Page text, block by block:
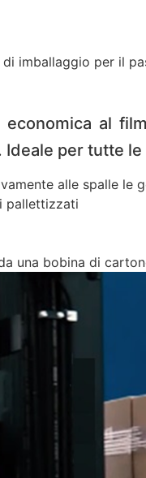
imballaggio per il
economica al
per tutte
alle spalle le
pallettizzati
una bobina di